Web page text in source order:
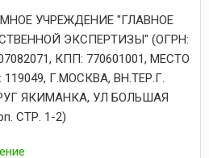
УЧРЕЖДЕНИЕ "ГЛАВНОЕ
ЭКСПЕРТИЗЫ" (ОГРН:
КПП: 770601001, МЕСТО
Г.МОСКВА, ВН.ТЕР.Г.
ЯКИМАНКА, УЛ БОЛЬШАЯ
СТР. 1-2)